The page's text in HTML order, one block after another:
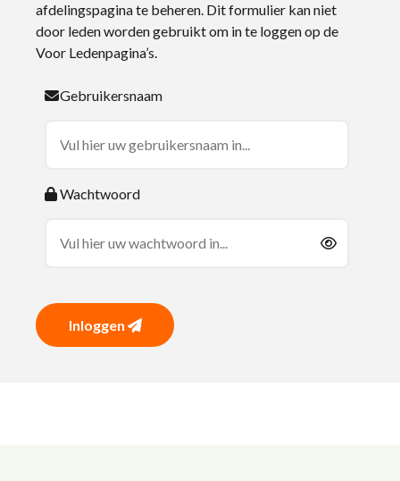
afdelingspagina te beheren. Dit formulier kan niet
door leden worden gebruikt om in te loggen op de
Voor Ledenpagina’s.
Gebruikersnaam
Wachtwoord
Inloggen